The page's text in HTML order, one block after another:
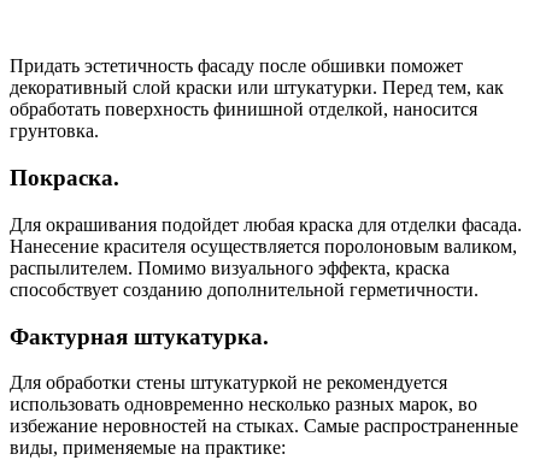
Придать эстетичность фасаду после обшивки поможет
декоративный слой краски или штукатурки. Перед тем, как
обработать поверхность финишной отделкой, наносится
грунтовка.
Покраска.
Для окрашивания подойдет любая краска для отделки фасада.
Нанесение красителя осуществляется поролоновым валиком,
распылителем. Помимо визуального эффекта, краска
способствует созданию дополнительной герметичности.
Фактурная штукатурка.
Для обработки стены штукатуркой не рекомендуется
использовать одновременно несколько разных марок, во
избежание неровностей на стыках. Самые распространенные
виды, применяемые на практике: